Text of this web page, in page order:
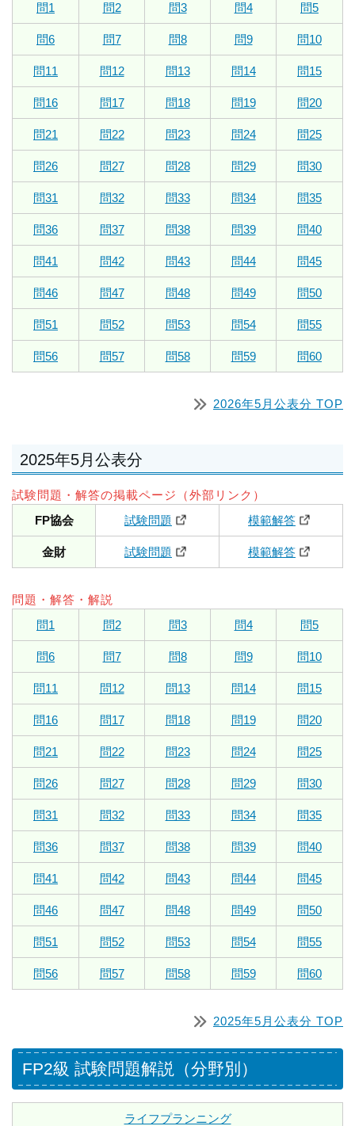
問1
問2 問3 問4 問5
問6 問7 問8 問9 問10
問11 問12 問13 問14 問15
問16 問17 問18 問19 問20
問21 問22 問23 問24 問25
問26 問27 問28 問29 問30
問31 問32 問33 問34 問35
問36 問37 問38 問39 問40
問41 問42 問43 問44 問45
問46 問47 問48 問49 問50
問51 問52 問53 問54 問55
問56 問57 問58 問59 問60
2026年5月公表分 TOP
2025年5月公表分
試験問題・解答の掲載ページ（外部リンク）
FP協会
試験問題 模範解答
金財 試験問題 模範解答
問題・解答・解説
問1
問2 問3 問4 問5
問6 問7 問8 問9 問10
問11 問12 問13 問14 問15
問16 問17 問18 問19 問20
問21 問22 問23 問24 問25
問26 問27 問28 問29 問30
問31 問32 問33 問34 問35
問36 問37 問38 問39 問40
問41 問42 問43 問44 問45
問46 問47 問48 問49 問50
問51 問52 問53 問54 問55
問56 問57 問58 問59 問60
2025年5月公表分 TOP
FP2級 試験問題解説（分野別）
ライフプランニング